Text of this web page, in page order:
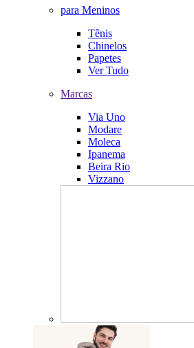
para Meninos
Tênis
Chinelos
Papetes
Ver Tudo
Marcas
Via Uno
Modare
Moleca
Ipanema
Beira Rio
Vizzano